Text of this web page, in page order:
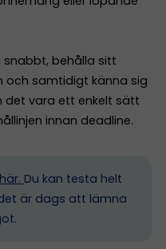
snabbt, behålla sitt
och samtidigt känna sig
vara ett enkelt sätt
innan deadline.
Du kan testa helt
är dags att lämna